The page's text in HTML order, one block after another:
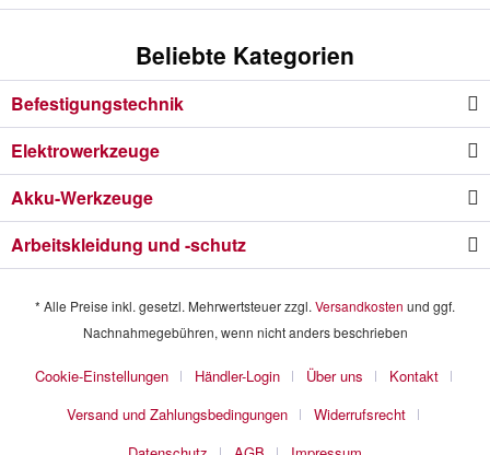
Beliebte Kategorien
Befestigungstechnik
Elektrowerkzeuge
Akku-Werkzeuge
Arbeitskleidung und -schutz
* Alle Preise inkl. gesetzl. Mehrwertsteuer zzgl. Versandkosten und ggf.
Nachnahmegebühren, wenn nicht anders beschrieben
Cookie-Einstellungen Händler-Login Über uns
Kontakt
Versand und Zahlungsbedingungen
Widerrufsrecht